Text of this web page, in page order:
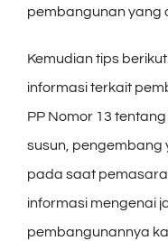
pembangunan yang
Kemudian tips
informasi terkait
PP Nomor 13
susun, pengembang
pada saat
informasi mengenai
pembangunannya